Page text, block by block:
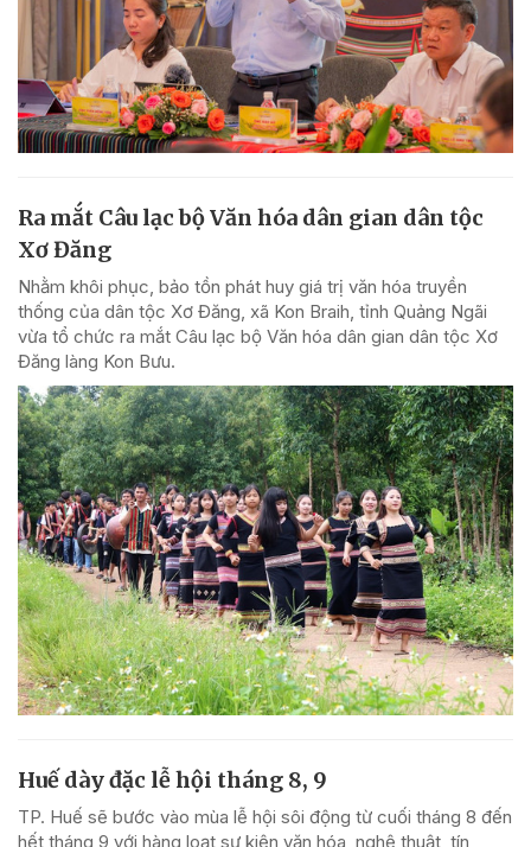
Ra mắt Câu lạc bộ Văn hóa dân gian dân tộc
Xơ Đăng
Nhằm khôi phục, bảo tồn phát huy giá trị văn hóa truyền
thống của dân tộc Xơ Đăng, xã Kon Braih, tỉnh Quảng Ngãi
vừa tổ chức ra mắt Câu lạc bộ Văn hóa dân gian dân tộc Xơ
Đăng làng Kon Bưu.
Huế dày đặc lễ hội tháng 8, 9
TP. Huế sẽ bước vào mùa lễ hội sôi động từ cuối tháng 8 đến
hết tháng 9 với hàng loạt sự kiện văn hóa, nghệ thuật, tín